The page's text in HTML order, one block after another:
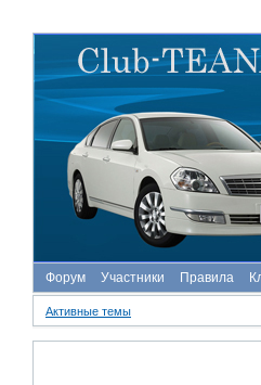
Форум Участники Правила
Активные темы